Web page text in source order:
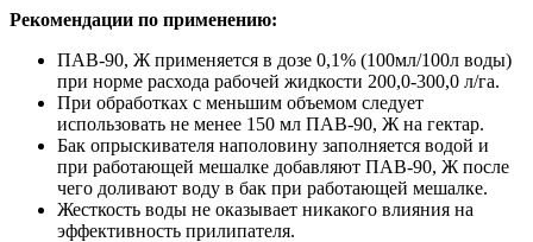
Рекомендации по применению:
ПАВ-90, Ж применяется в дозе 0,1% (100мл/100л воды)
при норме расхода рабочей жидкости 200,0-300,0 л/га.
При обработках с меньшим объемом следует
использовать не менее 150 мл ПАВ-90, Ж на гектар.
Бак опрыскивателя наполовину заполняется водой и
при работающей мешалке добавляют ПАВ-90, Ж после
чего доливают воду в бак при работающей мешалке.
Жесткость воды не оказывает никакого влияния на
эффективность прилипателя.